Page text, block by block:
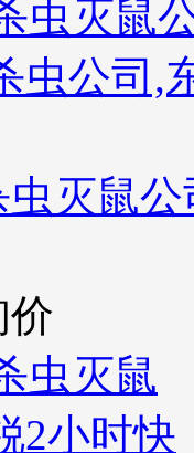
灭鼠
价